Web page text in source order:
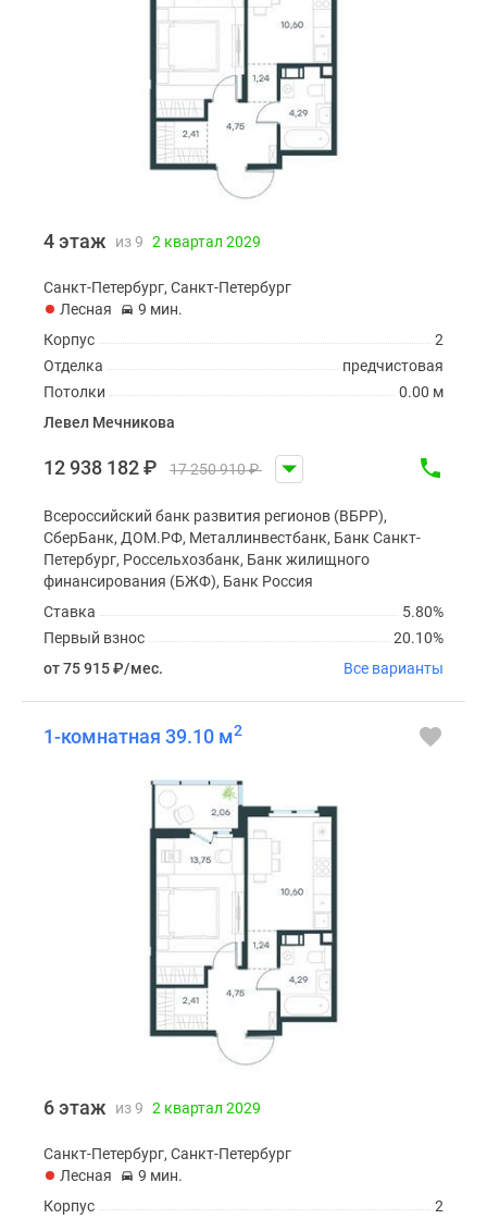
4 этаж из 9 2 квартал 2029
Санкт-Петербург, Санкт-Петербург
Лесная
9 мин.
2
Корпус
предчистовая
Отделка
0.00 м
Потолки
Левел Мечникова
12 938 182₽ 17 250 910₽
Всероссийский банк развития регионов (ВБРР),
СберБанк, ДОМ.РФ, Металлинвестбанк, Банк Санкт-
Петербург, Россельхозбанк, Банк жилищного
финансирования (БЖФ), Банк Россия
5.80%
Ставка
20.10%
Первый взнос
от 75 915₽/мес. Все варианты
1-комнатная 39.10 м2
6 этаж из 9 2 квартал 2029
Санкт-Петербург, Санкт-Петербург
Лесная
9 мин.
2
Корпус